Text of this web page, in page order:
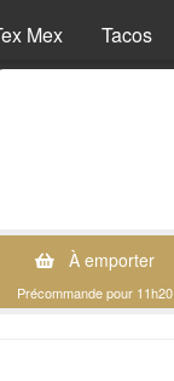
Mex Tacos
À emporter
Précommande pour 11h20